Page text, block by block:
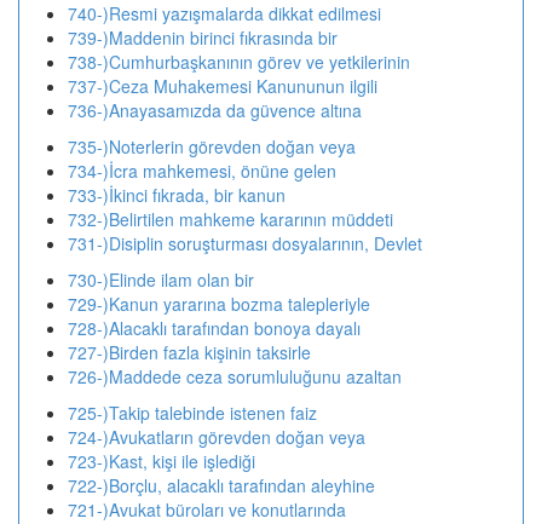
740-)Resmi yazışmalarda dikkat edilmesi
739-)Maddenin birinci fıkrasında bir
738-)Cumhurbaşkanının görev ve yetkilerinin
737-)Ceza Muhakemesi Kanununun ilgili
736-)Anayasamızda da güvence altına
735-)Noterlerin görevden doğan veya
734-)İcra mahkemesi, önüne gelen
733-)İkinci fıkrada, bir kanun
732-)Belirtilen mahkeme kararının müddeti
731-)Disiplin soruşturması dosyalarının, Devlet
730-)Elinde ilam olan bir
729-)Kanun yararına bozma talepleriyle
728-)Alacaklı tarafından bonoya dayalı
727-)Birden fazla kişinin taksirle
726-)Maddede ceza sorumluluğunu azaltan
725-)Takip talebinde istenen faiz
724-)Avukatların görevden doğan veya
723-)Kast, kişi ile işlediği
722-)Borçlu, alacaklı tarafından aleyhine
721-)Avukat büroları ve konutlarında